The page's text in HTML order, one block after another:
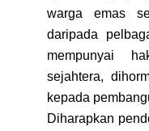
warga emas
daripada
mempunyai
sejahtera,
kepada
Diharapkan